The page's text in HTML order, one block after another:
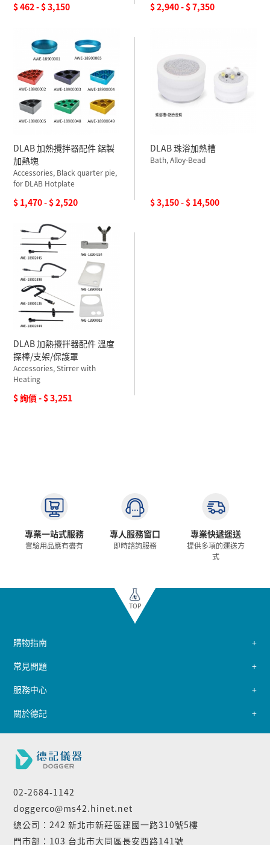
$ 462 - $ 3,150 $ 2,940 - $ 7,350
DLAB 加熱攪拌器配件 鋁製
加熱塊
Accessories, Black quarter pie,
for DLAB Hotplate
$ 1,470 - $ 2,520
DLAB 珠浴加熱槽
Bath, Alloy-Bead
$ 3,150 - $ 14,500
DLAB 加熱攪拌器配件 溫度
探棒/支架/保護罩
Accessories, Stirrer with
Heating
$ 詢價 - $ 3,251
專業一站式服務
實驗用品應有盡有
專人服務窗口
即時諮詢服務
專業快遞運送
提供多項的運送方
式
TOP
02-2684-1142
doggerco@ms42.hinet.net
總公司：242 新北市新莊區建國一路310號5樓
門市部：103 台北市大同區長安西路141號
購物指南
常見問題
服務中心
關於德記